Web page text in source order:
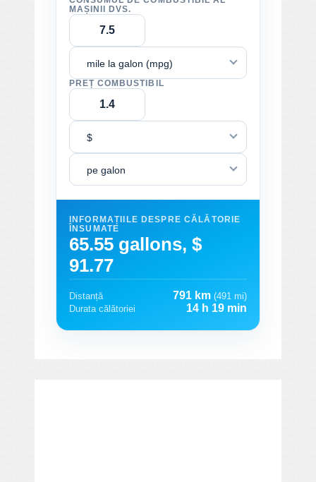
MAȘINII DVS.
mile la galon (mpg)
PREȚ COMBUSTIBIL
$
pe galon
INFORMAȚIILE DESPRE CĂLĂTORIE
ÎNSUMATE
65.55 gallons, $
91.77
Distanță 791 km (491 mi)
Durata călătoriei
14 h 19 min